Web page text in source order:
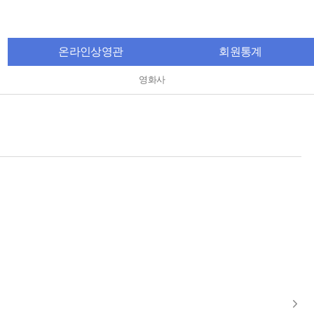
온라인상영관 회원통계
영화사